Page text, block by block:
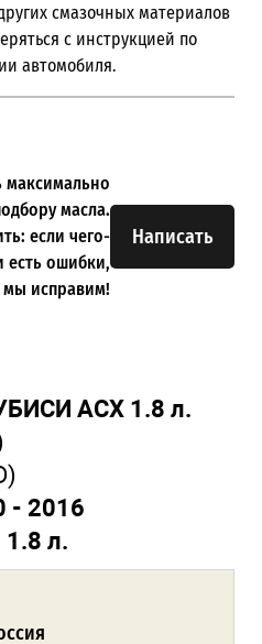
смазочных материалов
с инструкцией по
автомобиля.
Написать
максимально
масла.
если чего-
есть ошибки,
исправим!
АСХ 1.8 л.
- 2016
1.8 л.